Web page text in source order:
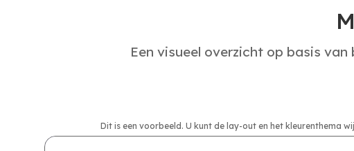
Een visueel overzicht op basis
Dit is een voorbeeld. U kunt de lay-out en het kleurenthema